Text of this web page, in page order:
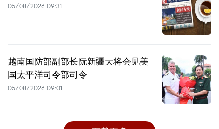
05/08/2026 09:31
越南国防部副部长阮新疆大将会见美
国太平洋司令部司令
05/08/2026 09:01